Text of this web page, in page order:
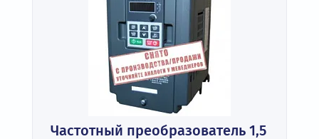
Частотный преобразователь 1,5